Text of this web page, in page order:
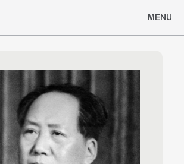
MENU